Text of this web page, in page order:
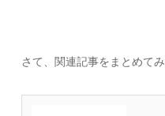
さて、関連記事をまとめて